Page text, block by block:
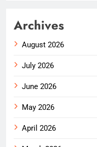
Archives
August 2026
July 2026
June 2026
May 2026
April 2026